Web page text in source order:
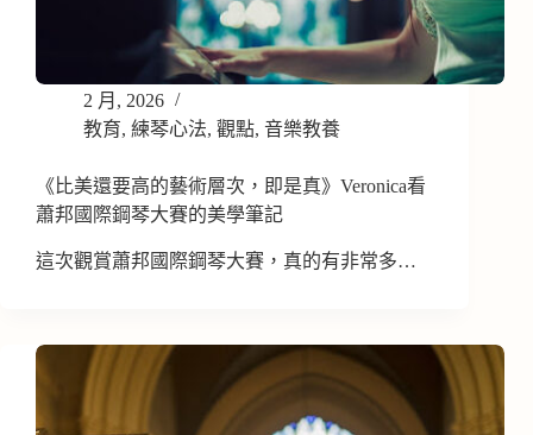
2 月, 2026
教育, 練琴心法, 觀點, 音樂教養
《比美還要高的藝術層次，即是真》Veronica看
蕭邦國際鋼琴大賽的美學筆記
這次觀賞蕭邦國際鋼琴大賽，真的有非常多…